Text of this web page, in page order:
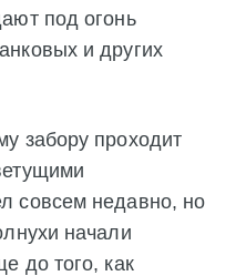
под огонь
и других
забору проходит
совсем недавно, но
начали
до того, как